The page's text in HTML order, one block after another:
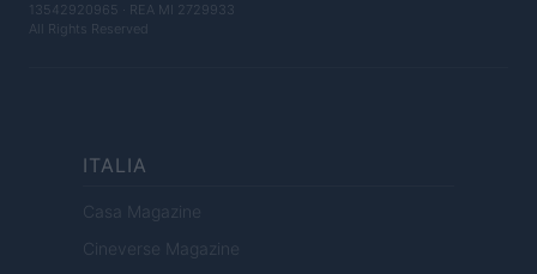
13542920965 · REA MI 2729933
All Rights Reserved
ITALIA
Casa Magazine
Cineverse Magazine